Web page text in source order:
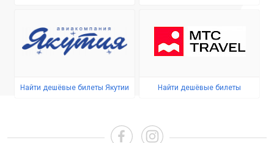
Найти дешёвые билеты Якутии Найти дешёвые билеты